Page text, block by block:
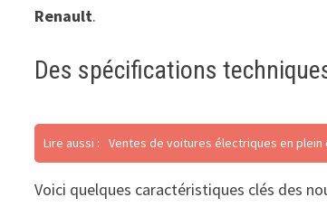
Renault.
Des spécifications
Lire aussi : Ventes de voitures électriques en plein
Voici quelques caractéristiques clés des